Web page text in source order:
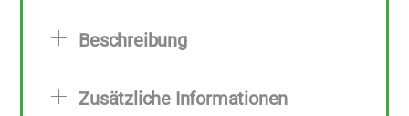
Beschreibung
Zusätzliche Informationen